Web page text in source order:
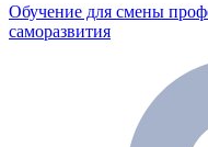
Обучение для смены
саморазвития